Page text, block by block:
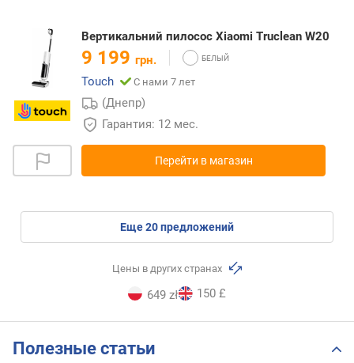
Вертикальний пилосос Xiaomi Truclean W20
9 199 грн.
Touch
С нами 7 лет
(Днепр)
Гарантия: 12 мес.
Перейти в магазин
eще20предложений
Цены в других странах
649 zł 150 £
Полезные статьи